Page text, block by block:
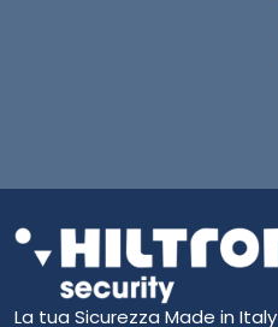
La tua Sicurezza Made in Italy